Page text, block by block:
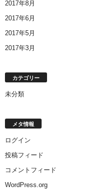
2017年8月
2017年6月
2017年5月
2017年3月
カテゴリー
未分類
メタ情報
ログイン
投稿フィード
コメントフィード
WordPress.org